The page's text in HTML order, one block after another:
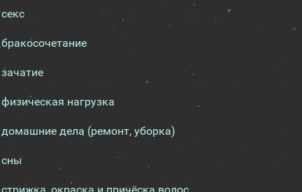
секс
бракосочетание
зачатие
физическая нагрузка
домашние дела (ремонт, уборка)
сны